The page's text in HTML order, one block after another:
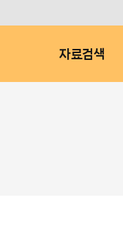
자료검색